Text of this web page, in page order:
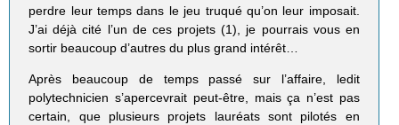
perdre leur temps dans le jeu truqué qu’on leur imposait.
J’ai déjà cité l’un de ces projets (1), je pourrais vous en
sortir beaucoup d’autres du plus grand intérêt…
Après beaucoup de temps passé sur l’affaire, ledit
polytechnicien s’apercevrait peut-être, mais ça n’est pas
certain, que plusieurs projets lauréats sont pilotés en